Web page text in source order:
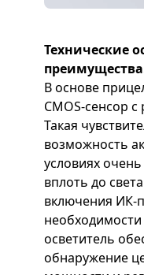
Технические
В основе
CMOS-сенсор
Такая
возможность
условиях
вплоть до
включения ИК-
осветитель
обнаружение